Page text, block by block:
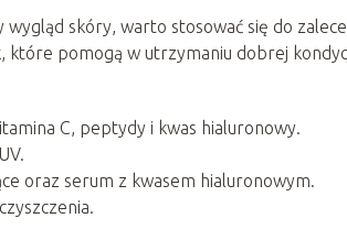
skóry, warto stosować się do
które pomogą w utrzymaniu dobrej
C, peptydy i kwas hialuronowy.
oraz serum z kwasem hialuronowym.